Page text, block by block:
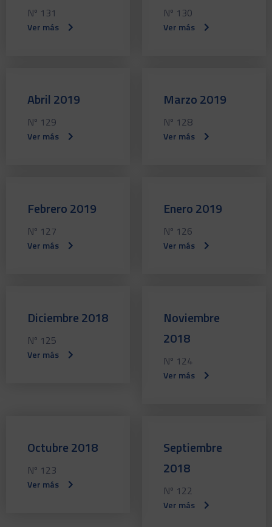
Nº 131
Ver más
Nº 130
Ver más
Abril 2019
Nº 129
Ver más
Marzo 2019
Nº 128
Ver más
Febrero 2019
Nº 127
Ver más
Enero 2019
Nº 126
Ver más
Diciembre 2018
Nº 125
Ver más
Noviembre
2018
Nº 124
Ver más
Octubre 2018
Nº 123
Ver más
Septiembre
2018
Nº 122
Ver más